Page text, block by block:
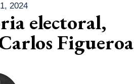
2024
electoral,
Figueroa